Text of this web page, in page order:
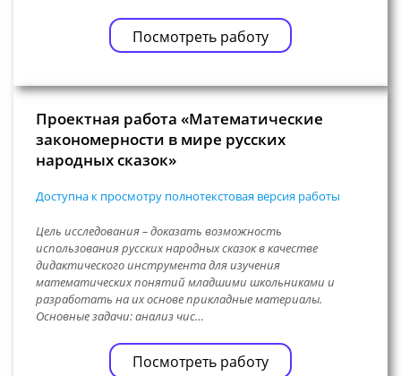
Посмотреть работу
Проектная работа «Математические
закономерности в мире русских
народных сказок»
Доступна к просмотру полнотекстовая версия работы
Цель исследования – доказать возможность
использования русских народных сказок в качестве
дидактического инструмента для изучения
математических понятий младшими школьниками и
разработать на их основе прикладные материалы.
Основные задачи: анализ чис…
Посмотреть работу